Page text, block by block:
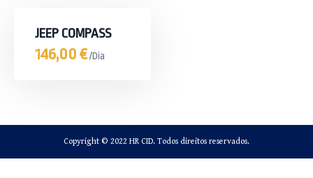
JEEP COMPASS
146,00€/Dia
Copyright © 2022 HR CID. Todos direitos reservados.